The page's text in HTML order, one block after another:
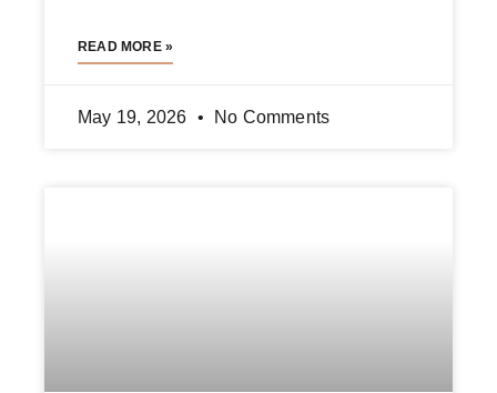
READ MORE »
May 19, 2026 No Comments